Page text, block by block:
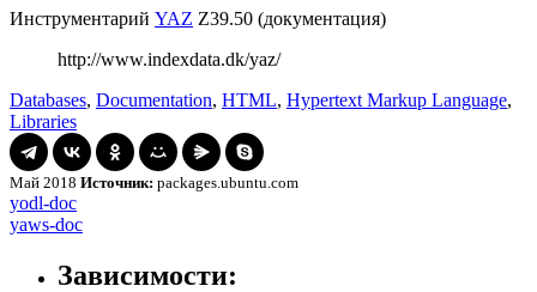
Инструментарий YAZ Z39.50 (документация)
http://www.indexdata.dk/yaz/
Databases, Documentation, HTML, Hypertext Markup Language,
Libraries
Май 2018 Источник: packages.ubuntu.com
Навигация
по
записям
yodl-
doc
yodl-doc
yaws-
yaws-doc
Зависимости: